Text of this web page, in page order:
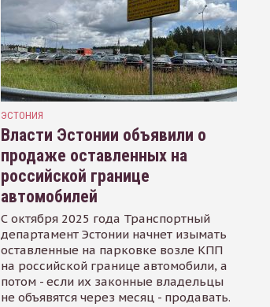
ЭСТОНИЯ
Власти Эстонии объявили о
продаже оставленных на
российской границе
автомобилей
С октября 2025 года Транспортный
департамент Эстонии начнет изымать
оставленные на парковке возле КПП
на российской границе автомобили, а
потом - если их законные владельцы
не объявятся через месяц - продавать.